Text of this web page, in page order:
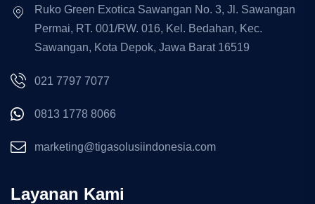
Ruko Green Exotica Sawangan No. 3, Jl. Sawangan
Permai, RT. 001/RW. 016, Kel. Bedahan, Kec.
Sawangan, Kota Depok, Jawa Barat 16519
021 7797 7077
0813 1778 8066
marketing@tigasolusiindonesia.com
Layanan Kami